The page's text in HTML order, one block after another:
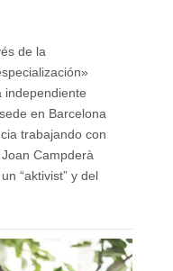
de la
independiente
en Barcelona
trabajando con
Campderà
“aktivist” y del